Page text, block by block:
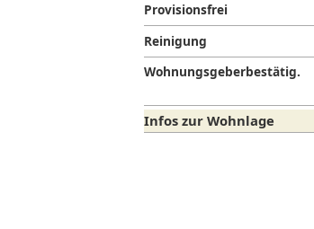
Provisionsfrei
Reinigung
Wohnungsgeberbestätig.
Infos zur Wohnlage